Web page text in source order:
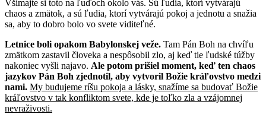
Všímajte si toto na ľuďoch okolo vás. Sú ľudia, ktorí vytvárajú
chaos a zmätok, a sú ľudia, ktorí vytvárajú pokoj a jednotu a snažia
sa, aby to dobro bolo vo svete viditeľné.
Letnice boli opakom Babylonskej veže. Tam Pán Boh na chvíľu
zmätkom zastavil človeka a nespôsobil zlo, aj keď tie ľudské túžby
nakoniec vyšli najavo. Ale potom prišiel moment, keď ten chaos
jazykov Pán Boh zjednotil, aby vytvoril Božie kráľovstvo medzi
nami. My budujeme ríšu pokoja a lásky, snažíme sa budovať Božie
kráľovstvo v tak konfliktom svete, kde je toľko zla a vzájomnej
nevraživosti.